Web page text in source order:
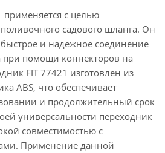
применяется с целью
садового шланга. Он
и надежное соединение
при помощи коннекторов на
FIT 77421 изготовлен из
ABS, что обеспечивает
и продолжительный срок
универсальности переходник
совместимостью с
Применение данной